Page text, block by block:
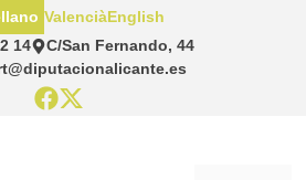
14
C/San Fernando, 44
ValenciàEnglish